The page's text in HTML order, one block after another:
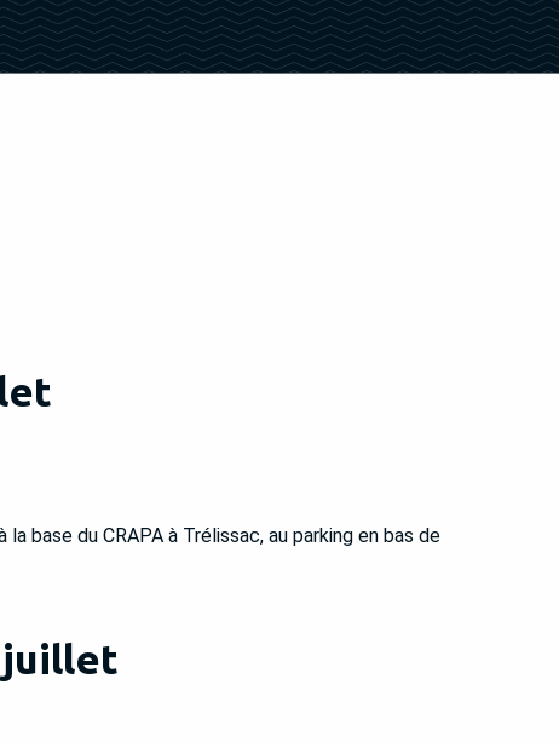
base du CRAPA à Trélissac, au parking en bas de
juillet